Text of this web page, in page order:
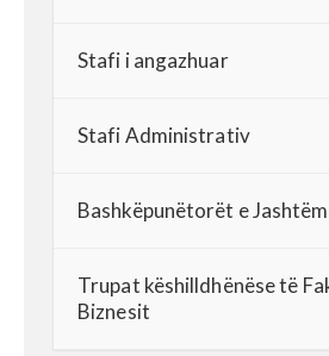
Stafi i angazhuar
Stafi Administrativ
Bashkëpunëtorët e Jashtëm
Trupat këshilldhënëse të
Biznesit